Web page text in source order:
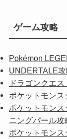
ゲーム攻略
Pokémon
UNDERTALE
ドラゴンクエ
ポケットモン
ポケットモン
ニングパール攻
ポケットモン